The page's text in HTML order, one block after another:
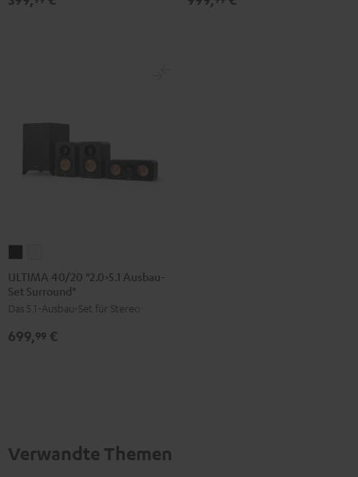
40/20
"2.0>5.1
Ausbau-
Set
40/20
"2.0>5.1
Ausbau-
Set
ULTIMA 40/20 "2.0>5.1 Ausbau-
Set Surround"
Das 5.1-Ausbau-Set für Stereo-Sets
699,99 €
Verwandte Themen